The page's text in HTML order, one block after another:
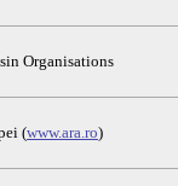
Organisations
(www.ara.ro)